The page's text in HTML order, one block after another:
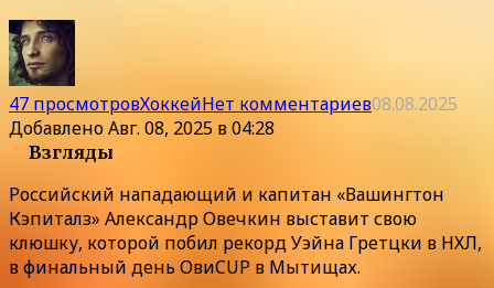
47 просмотровХоккейНет комментариев08.08.2025
ДобавленоАвг. 08, 2025 в 04:28
Взгляды
Российский нападающий и капитан «Вашингтон
Кэпиталз» Александр Овечкин выставит свою
клюшку, которой побил рекорд Уэйна Гретцки в НХЛ,
в финальный день ОвиCUP в Мытищах.